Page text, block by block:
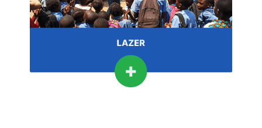
LAZER
Todos merecemos um tempo longe do
mundo de vez em quando. Isso é o que